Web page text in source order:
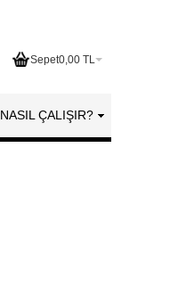
Sepet0,00 TL
NASIL ÇALIŞIR?